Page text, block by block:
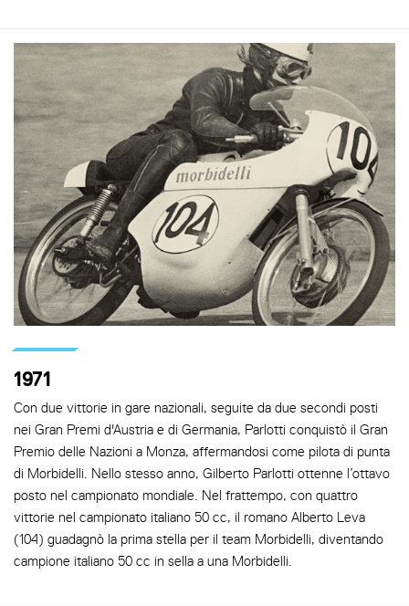
1971
Con due vittorie in gare nazionali, seguite da due secondi posti
nei Gran Premi d'Austria e di Germania, Parlotti conquistò il Gran
Premio delle Nazioni a Monza, affermandosi come pilota di punta
di Morbidelli. Nello stesso anno, Gilberto Parlotti ottenne l’ottavo
posto nel campionato mondiale. Nel frattempo, con quattro
vittorie nel campionato italiano 50 cc, il romano Alberto Leva
(104) guadagnò la prima stella per il team Morbidelli, diventando
campione italiano 50 cc in sella a una Morbidelli.